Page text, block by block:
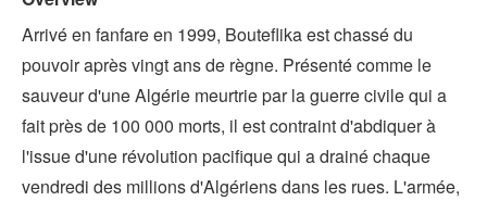
Arrivé en fanfare en 1999, Bouteflika est chassé du
pouvoir après vingt ans de règne. Présenté comme le
sauveur d'une Algérie meurtrie par la guerre civile qui a
fait près de 100 000 morts, il est contraint d'abdiquer à
l'issue d'une révolution pacifique qui a drainé chaque
vendredi des millions d'Algériens dans les rues. L'armée,